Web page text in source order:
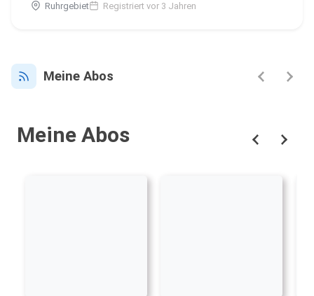
Ruhrgebiet Registriert vor 3 Jahren
Meine Abos
Meine Abos